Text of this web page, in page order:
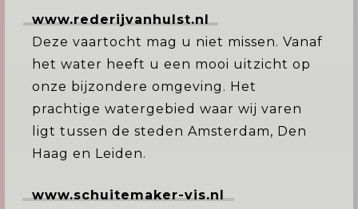
www.rederijvanhulst.nl
Deze vaartocht mag u niet missen. Vanaf
het water heeft u een mooi uitzicht op
onze bijzondere omgeving. Het
prachtige watergebied waar wij varen
ligt tussen de steden Amsterdam, Den
Haag en Leiden.
www.schuitemaker-vis.nl